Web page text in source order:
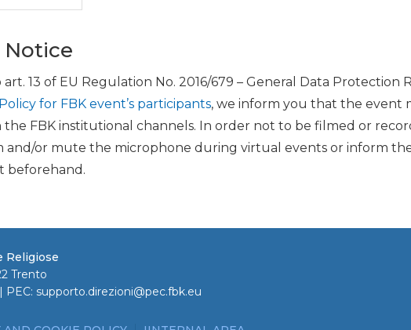
Notice
13 of EU Regulation No. 2016/679 – General Data Protection
for FBK event’s participants, we inform you that the event
the FBK institutional channels. In order not to be filmed or
and/or mute the microphone during virtual events or inform
beforehand.
Religiose
Trento
| PEC: supporto.direzioni@pec.fbk.eu